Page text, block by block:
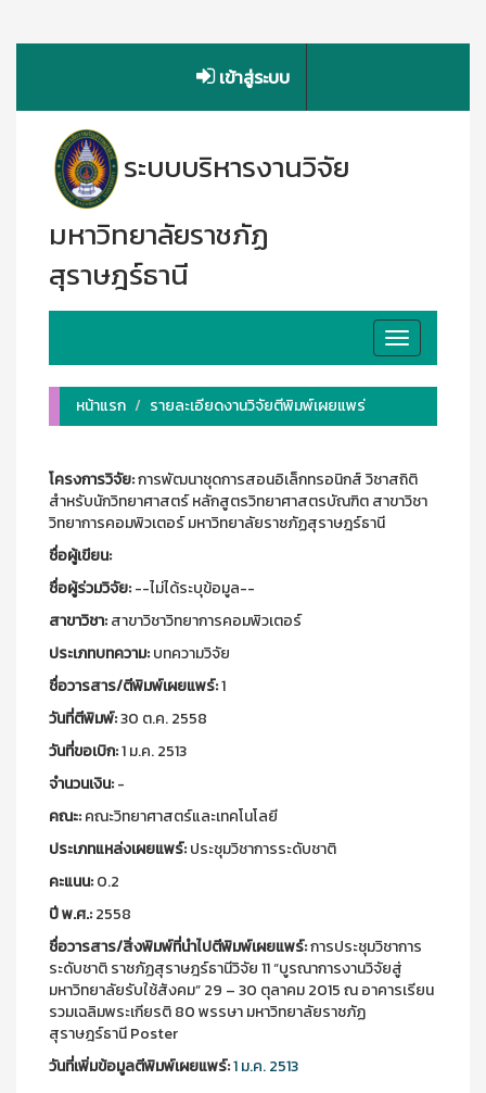
เข้าสู่ระบบ
ระบบบริหารงานวิจัย
มหาวิทยาลัยราชภัฏ
สุราษฎร์ธานี
Toggle
navigation
หน้าแรก
รายละเอียดงานวิจัยตีพิมพ์เผยแพร่
โครงการวิจัย:การพัฒนาชุดการสอนอิเล็กทรอนิกส์ วิชาสถิติ
สำหรับนักวิทยาศาสตร์ หลักสูตรวิทยาศาสตรบัณฑิต สาขาวิชา
วิทยาการคอมพิวเตอร์ มหาวิทยาลัยราชภัฏสุราษฎร์ธานี
ชื่อผู้เขียน:
ชื่อผู้ร่วมวิจัย:--ไม่ได้ระบุข้อมูล--
สาขาวิชา:สาขาวิชาวิทยาการคอมพิวเตอร์
ประเภทบทความ:บทความวิจัย
ชื่อวารสาร/ตีพิมพ์เผยแพร์:1
วันที่ตีพิมพ์:30 ต.ค. 2558
วันที่ขอเบิก:1 ม.ค. 2513
จำนวนเงิน:-
คณะ:คณะวิทยาศาสตร์และเทคโนโลยี
ประเภทแหล่งเผยแพร์:ประชุมวิชาการระดับชาติ
คะแนน:0.2
ปี พ.ศ.:2558
ชื่อวารสาร/สิ่งพิมพ์ที่นำไปตีพิมพ์เผยแพร์:การประชุมวิชาการ
ระดับชาติ ราชภัฏสุราษฎร์ธานีวิจัย 11 “บูรณาการงานวิจัยสู่
มหาวิทยาลัยรับใช้สังคม” 29 – 30 ตุลาคม 2015 ณ อาคารเรียน
รวมเฉลิมพระเกียรติ 80 พรรษา มหาวิทยาลัยราชภัฏ
สุราษฎร์ธานี Poster
วันที่เพิ่มข้อมูลตีพิมพ์เผยแพร์:1 ม.ค. 2513